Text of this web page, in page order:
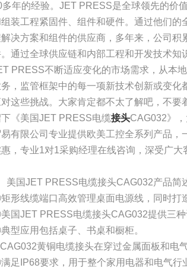
多年的经验。JET PRESS是全球领先的价
装工程紧固件、组件和硬件。通过他们
决方案和组件的供应商，多年来，公司
通过全球供应链和内部工程和开发技术知
PRESS不断适应变化的市场需求，从本
，监管框架中的每一项新技术创新或变
这些挑战。大家肯定都不太了解吧，不
《美国JET PRESS电缆接头CAG032》
有限公司专业提供欧美工控全系列产品
，专业1对1采购经理在线咨询，深受广大
美国JET PRESS电缆接头CAG032产品简
形线缆端口高效管理桌面电源线，同时打
国JET PRESS电缆接头CAG032提供三种
型应用包括桌子、书桌和橱柜。
黄铜电缆接头在穿过金属面板和电
足IP68要求，用于整个家用电器和电气行